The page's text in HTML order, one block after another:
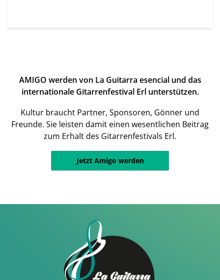
AMIGO werden von La Guitarra esencial und das
internationale Gitarrenfestival Erl unterstützen.
Kultur braucht Partner, Sponsoren, Gönner und
Freunde. Sie leisten damit einen wesentlichen Beitrag
zum Erhalt des Gitarrenfestivals Erl.
Jetzt Amigo werden